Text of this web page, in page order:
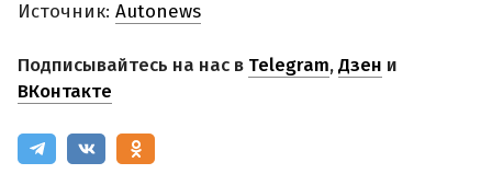
Источник: Autonews
Подписывайтесь на нас в Telegram,Дзен и
ВКонтакте